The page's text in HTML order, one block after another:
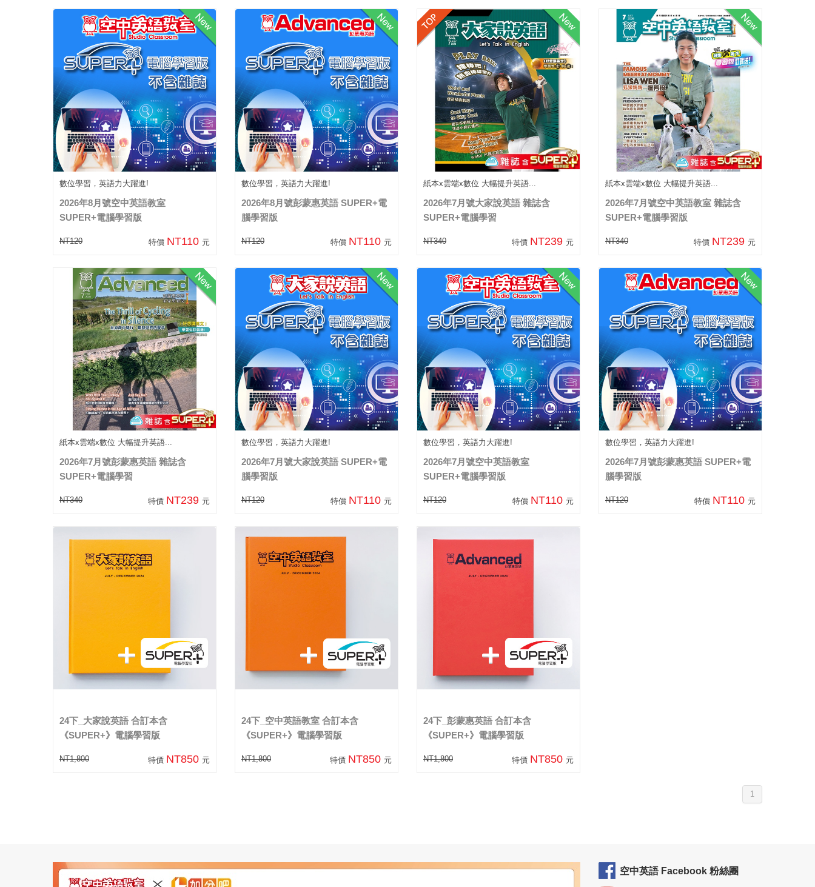
數位學習，英語力大躍進!
2026年8月號空中英語教室
SUPER+電腦學習版
NT120 特價 NT110 元
數位學習，英語力大躍進!
2026年8月號彭蒙惠英語 SUPER+電
腦學習版
NT120 特價 NT110 元
紙本x雲端x數位 大幅提升英語...
2026年7月號大家說英語 雜誌含
SUPER+電腦學習
NT340 特價 NT239 元
紙本x雲端x數位 大幅提升英語...
2026年7月號空中英語教室 雜誌含
SUPER+電腦學習版
NT340 特價 NT239 元
紙本x雲端x數位 大幅提升英語...
2026年7月號彭蒙惠英語 雜誌含
SUPER+電腦學習
NT340 特價 NT239 元
數位學習，英語力大躍進!
2026年7月號大家說英語 SUPER+電
腦學習版
NT120 特價 NT110 元
數位學習，英語力大躍進!
2026年7月號空中英語教室
SUPER+電腦學習版
NT120 特價 NT110 元
數位學習，英語力大躍進!
2026年7月號彭蒙惠英語 SUPER+電
腦學習版
NT120 特價 NT110 元
24下_大家說英語 合訂本含
《SUPER+》電腦學習版
NT1,800 特價 NT850 元
24下_空中英語教室 合訂本含
《SUPER+》電腦學習版
NT1,800 特價 NT850 元
24下_彭蒙惠英語 合訂本含
《SUPER+》電腦學習版
NT1,800 特價 NT850 元
1
空中英語 Facebook 粉絲團